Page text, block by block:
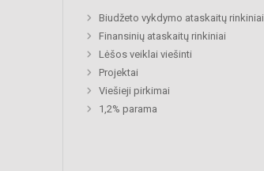
Biudžeto vykdymo ataskaitų rinkiniai
Finansinių ataskaitų rinkiniai
Lėšos veiklai viešinti
Projektai
Viešieji pirkimai
1,2% parama